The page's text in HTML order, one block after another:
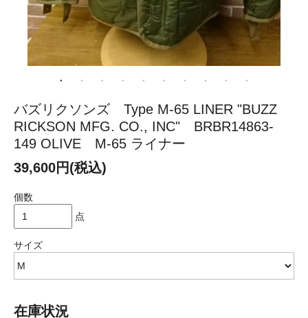
バズリクソンズ Type M-65 LINER "BUZZ
RICKSON MFG. CO., INC" BRBR14863-
149 OLIVE M-65 ライナー
39,600円(税込)
個数
点
サイズ
在庫状況